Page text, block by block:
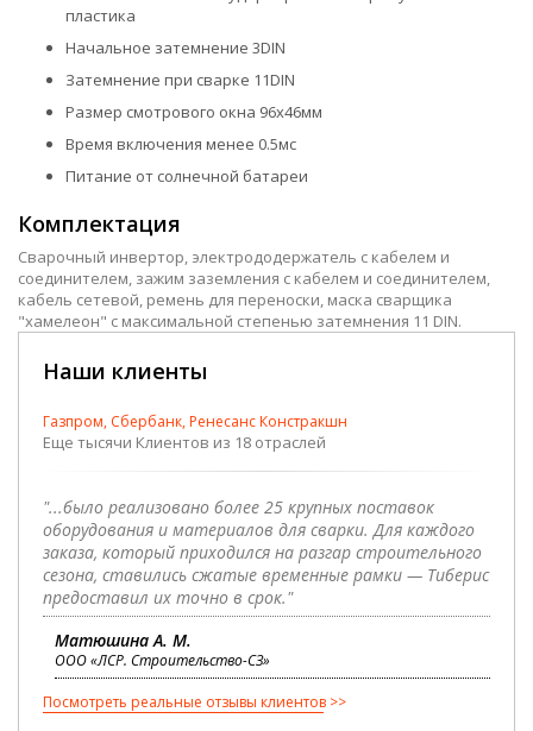
пластика
Начальное затемнение 3DIN
Затемнение при сварке 11DIN
Размер смотрового окна 96х46мм
Время включения менее 0.5мс
Питание от солнечной батареи
Комплектация
Сварочный инвертор, электрододержатель с кабелем и
соединителем, зажим заземления с кабелем и соединителем,
кабель сетевой, ремень для переноски, маска сварщика
"хамелеон" с максимальной степенью затемнения 11 DIN.
Наши клиенты
Газпром, Сбербанк, Ренесанс Констракшн
Еще тысячи Клиентов из 18 отраслей
"...было реализовано более 25 крупных поставок
оборудования и материалов для сварки. Для каждого
заказа, который приходился на разгар строительного
сезона, ставились сжатые временные рамки — Тиберис
предоставил их точно в срок."
Матюшина А. М.
ООО «ЛСР. Строительство-СЗ»
Посмотреть реальные отзывы клиентов